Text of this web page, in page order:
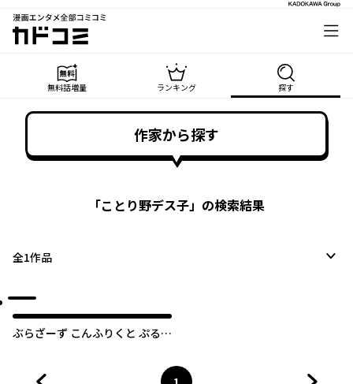
漫画エンタメ全部コミコミ
カドコミ
無料話増量 ランキング 探す
作家から探す
「ことり野デス子」の検索結果
全1作品
ぶらざーず こんふりくと ぷるぷ